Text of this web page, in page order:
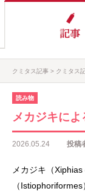
クミタス記事 クミタス
読み物
メカジキによ
2026.05.24 投稿
メカジキ（
（